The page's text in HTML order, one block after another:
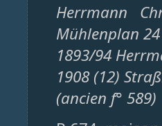
Herrmann
Mühlenplan 24
1893/94
1908 (12)
(ancien f° 589)